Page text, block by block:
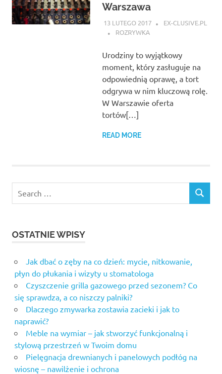
Warszawa
13 LUTEGO 2017
EX-CLUSIVE.PL
ROZRYWKA
Urodziny to wyjątkowy
moment, który zasługuje na
odpowiednią oprawę, a tort
odgrywa w nim kluczową rolę.
W Warszawie oferta
tortów[…]
READ MORE
for:
SEARCH
OSTATNIE WPISY
Jak dbać o zęby na co dzień: mycie, nitkowanie,
płyn do płukania i wizyty u stomatologa
Czyszczenie grilla gazowego przed sezonem? Co
się sprawdza, a co niszczy palniki?
Dlaczego zmywarka zostawia zacieki i jak to
naprawić?
Meble na wymiar – jak stworzyć funkcjonalną i
stylową przestrzeń w Twoim domu
Pielęgnacja drewnianych i panelowych podłóg na
wiosnę – nawilżenie i ochrona